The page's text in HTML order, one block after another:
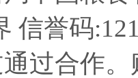
信誉码
过合作